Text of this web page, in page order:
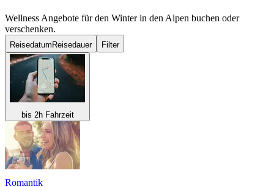
Wellness Angebote für den Winter in den Alpen buchen oder
verschenken.
Reisedatum Reisedauer Filter
bis 2h Fahrzeit
Romantik